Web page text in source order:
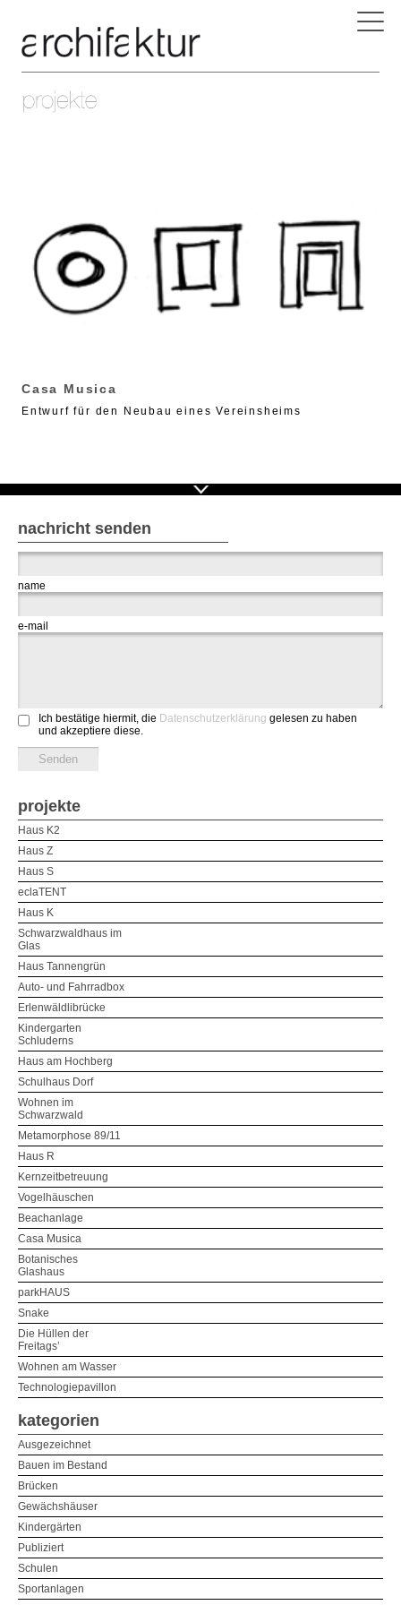
Casa Musica
Entwurf für den Neubau eines Vereinsheims
nachricht senden
name
e-mail
Ich bestätige hiermit, die Datenschutzerklärung gelesen zu haben
und akzeptiere diese.
projekte
Haus K2
Haus Z
Haus S
eclaTENT
Haus K
Schwarzwaldhaus im
Glas
Haus Tannengrün
Auto- und Fahrradbox
Erlenwäldlibrücke
Kindergarten
Schluderns
Haus am Hochberg
Schulhaus Dorf
Wohnen im
Schwarzwald
Metamorphose 89/11
Haus R
Kernzeitbetreuung
Vogelhäuschen
Beachanlage
Casa Musica
Botanisches
Glashaus
parkHAUS
Snake
Die Hüllen der
Freitags’
Wohnen am Wasser
Technologiepavillon
kategorien
Ausgezeichnet
Bauen im Bestand
Brücken
Gewächshäuser
Kindergärten
Publiziert
Schulen
Sportanlagen